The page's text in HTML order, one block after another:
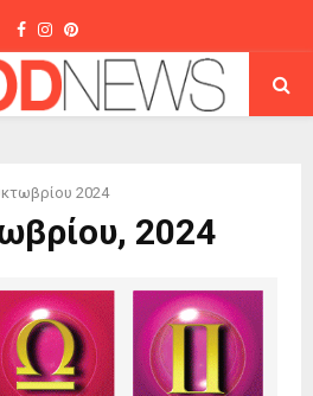
Facebook
Instagram
Pinterest
2024
2024